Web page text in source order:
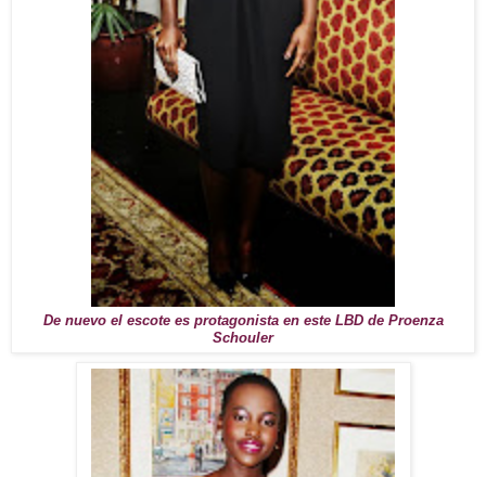
De nuevo el escote es protagonista en este LBD de Proenza
Schouler